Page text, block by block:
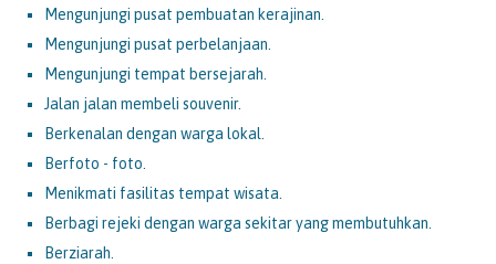
Mengunjungi pusat pembuatan kerajinan.
Mengunjungi pusat perbelanjaan.
Mengunjungi tempat bersejarah.
Jalan jalan membeli souvenir.
Berkenalan dengan warga lokal.
Berfoto - foto.
Menikmati fasilitas tempat wisata.
Berbagi rejeki dengan warga sekitar yang membutuhkan.
Berziarah.